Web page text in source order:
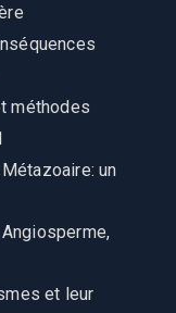
méthodes
un
et leur